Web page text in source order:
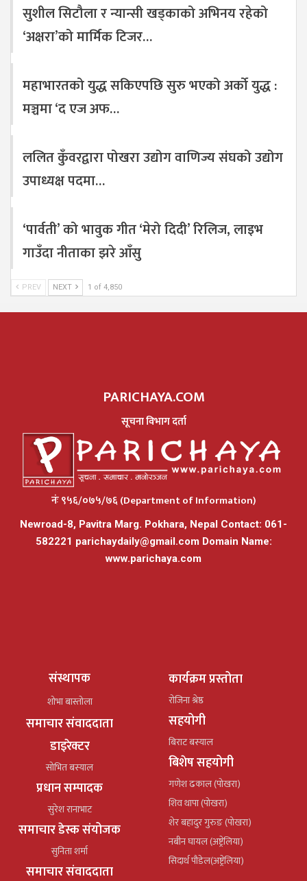
सुशील सिटौला र न्यान्सी खड्काको अभिनय रहेको
‘अक्षरा’को मार्मिक टिजर…
महाभारतको युद्ध सकिएपछि सुरु भएको अर्को युद्ध :
मञ्चमा ‘द एज अफ…
ललित कुँवरद्वारा पोखरा उद्योग वाणिज्य संघको उद्योग
उपाध्यक्ष पदमा…
‘पार्वती’ को भावुक गीत ‘मेरो दिदी’ रिलिज, लाइभ
गाउँदा नीताका झरे आँसु
PREV NEXT 1 of 4,850
PARICHAYA.COM
सूचना विभाग दर्ता
नंः ९५६/०७५/७६ (Department of Information)
Newroad-8, Pavitra Marg. Pokhara, Nepal Contact: 061-
582221 parichaydaily@gmail.comDomain Name:
www.parichaya.com
संस्थापक
शोभा बास्तोला
समाचार संवाददाता
डाइरेक्टर
सोभित बस्याल
प्रधान सम्पादक
सुरेश रानाभाट
समाचार डेस्क संयोजक
सुनिता शर्मा
समाचार संवाददाता
कार्यक्रम प्रस्तोता
रोजिना श्रेष्ठ
सहयोगी
बिराट बस्याल
बिशेष सहयोगी
गणेश ढकाल (पोखरा)
शिव थापा (पोखरा)
शेर बहादुर गुरुङ (पोखरा)
नबीन घायल (अष्ट्रेलिया)
सिदार्थ पौडेल(अष्ट्रेलिया)